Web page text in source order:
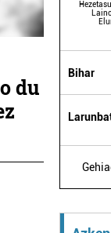
du
Bihar